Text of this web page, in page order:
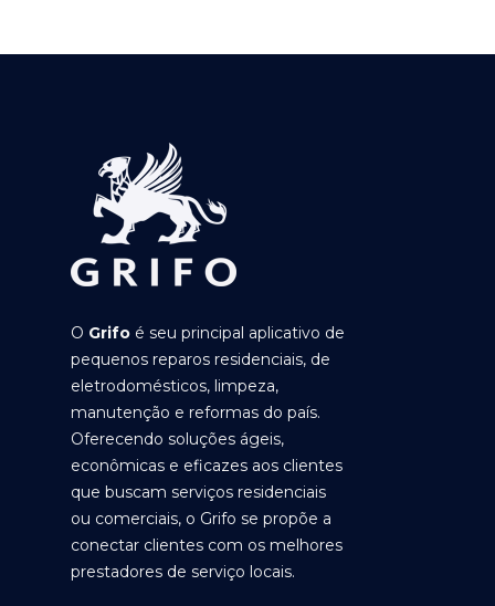
O Grifo é seu principal aplicativo de
pequenos reparos residenciais, de
eletrodomésticos, limpeza,
manutenção e reformas do país.
Oferecendo soluções ágeis,
econômicas e eficazes aos clientes
que buscam serviços residenciais
ou comerciais, o Grifo se propõe a
conectar clientes com os melhores
prestadores de serviço locais.